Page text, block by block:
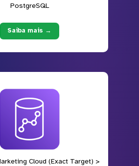
PostgreSQL
Saiba mais →
Cloud (Exact Target) >